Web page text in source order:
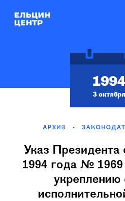
1994
3 октября
АРХИВ
Указ Президента
1994 года №
укреплению